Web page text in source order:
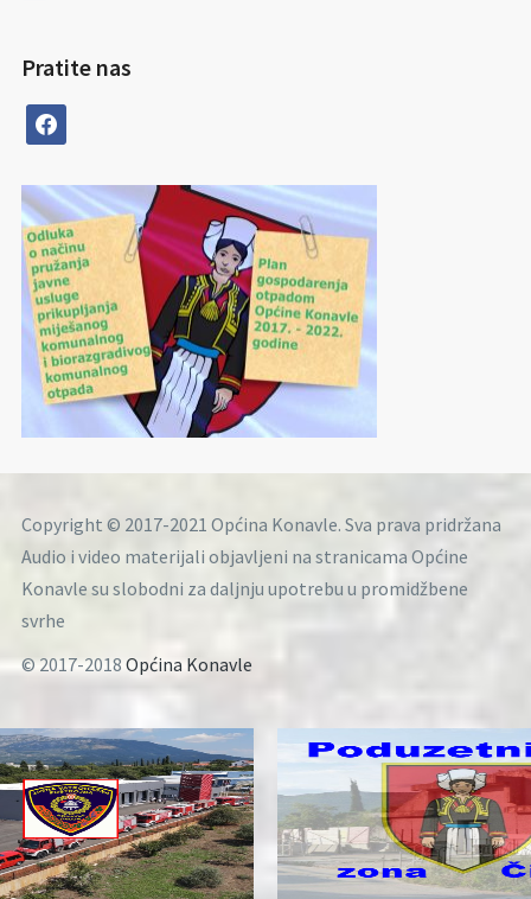
Pratite nas
facebook
Copyright © 2017-2021 Općina Konavle. Sva prava pridržana
Audio i video materijali objavljeni na stranicama Općine
Konavle su slobodni za daljnju upotrebu u promidžbene
svrhe
© 2017-2018 Općina Konavle